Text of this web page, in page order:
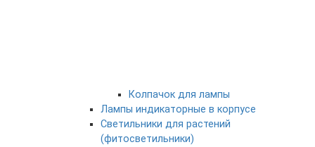
Колпачок для лампы
Лампы индикаторные в корпусе
Светильники для растений
(фитосветильники)